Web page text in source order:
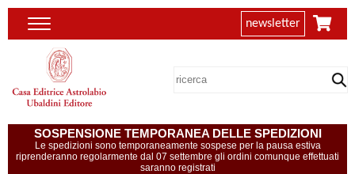
newsletter
SOSPENSIONE TEMPORANEA DELLE SPEDIZIONI
Le spedizioni sono temporaneamente sospese per la pausa estiva
riprenderanno regolarmente dal 07 settembre gli ordini comunque effettuati
saranno registrati